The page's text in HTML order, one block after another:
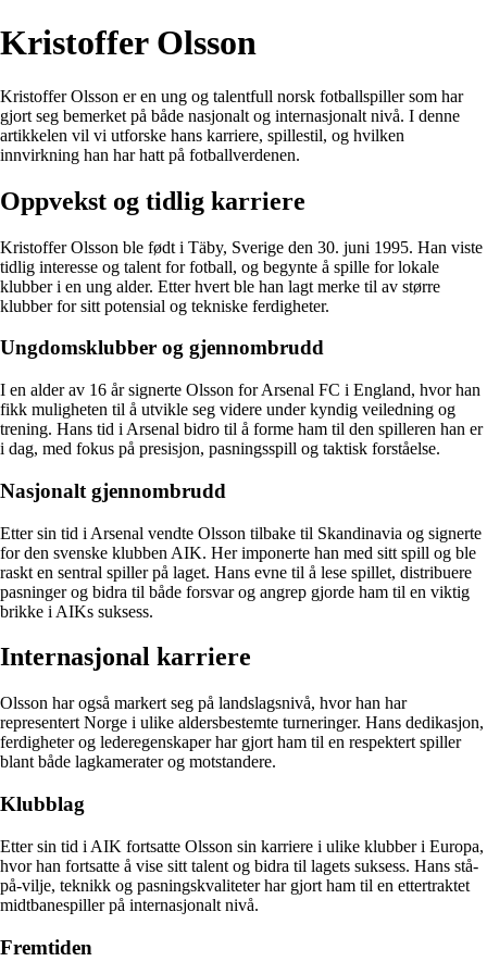
Kristoffer Olsson
Kristoffer Olsson er en ung og talentfull norsk fotballspiller som har
gjort seg bemerket på både nasjonalt og internasjonalt nivå. I denne
artikkelen vil vi utforske hans karriere, spillestil, og hvilken
innvirkning han har hatt på fotballverdenen.
Oppvekst og tidlig karriere
Kristoffer Olsson ble født i Täby, Sverige den 30. juni 1995. Han viste
tidlig interesse og talent for fotball, og begynte å spille for lokale
klubber i en ung alder. Etter hvert ble han lagt merke til av større
klubber for sitt potensial og tekniske ferdigheter.
Ungdomsklubber og gjennombrudd
I en alder av 16 år signerte Olsson for Arsenal FC i England, hvor han
fikk muligheten til å utvikle seg videre under kyndig veiledning og
trening. Hans tid i Arsenal bidro til å forme ham til den spilleren han er
i dag, med fokus på presisjon, pasningsspill og taktisk forståelse.
Nasjonalt gjennombrudd
Etter sin tid i Arsenal vendte Olsson tilbake til Skandinavia og signerte
for den svenske klubben AIK. Her imponerte han med sitt spill og ble
raskt en sentral spiller på laget. Hans evne til å lese spillet, distribuere
pasninger og bidra til både forsvar og angrep gjorde ham til en viktig
brikke i AIKs suksess.
Internasjonal karriere
Olsson har også markert seg på landslagsnivå, hvor han har
representert Norge i ulike aldersbestemte turneringer. Hans dedikasjon,
ferdigheter og lederegenskaper har gjort ham til en respektert spiller
blant både lagkamerater og motstandere.
Klubblag
Etter sin tid i AIK fortsatte Olsson sin karriere i ulike klubber i Europa,
hvor han fortsatte å vise sitt talent og bidra til lagets suksess. Hans stå-
på-vilje, teknikk og pasningskvaliteter har gjort ham til en ettertraktet
midtbanespiller på internasjonalt nivå.
Fremtiden